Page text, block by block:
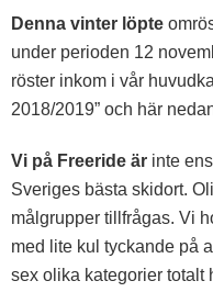
Denna vinter löpte
under perioden 12
röster inkom i vår
2018/2019” och här
Vi på Freeride är inte
Sveriges bästa skidort.
målgrupper tillfrågas. Vi
med lite kul tyckande på
sex olika kategorier totalt